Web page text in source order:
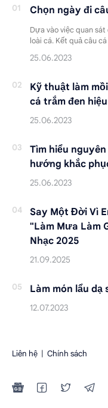
Chọn ngày đi
Dựa vào việc quan
loài cá. Kết quả câu
Kỹ thuật làm
cá trắm đen
Tìm hiểu
hướng khắc
Say Một Đời Vì
"Làm Mưa Làm
Nhạc 2025
Làm món lẩu dạ
Liên hệ | Chính sách